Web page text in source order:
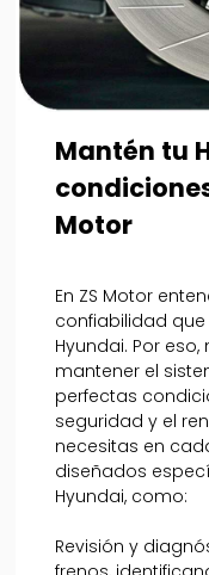
Mantén tu
Motor
En ZS Motor
confiabilidad
Hyundai. Por
mantener el
perfectas
seguridad y el
necesitas en
diseñados
Hyundai, como:
Revisión y